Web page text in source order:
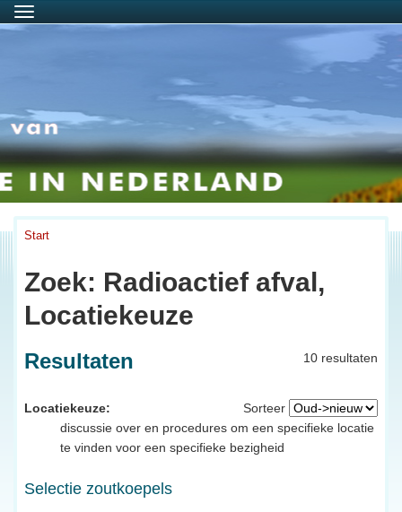
Menu
Start
Zoek: Radioactief afval,
Locatiekeuze
10 resultaten
Resultaten
Sorteer
Locatiekeuze:
discussie over en procedures om een specifieke locatie
te vinden voor een specifieke bezigheid
Selectie zoutkoepels